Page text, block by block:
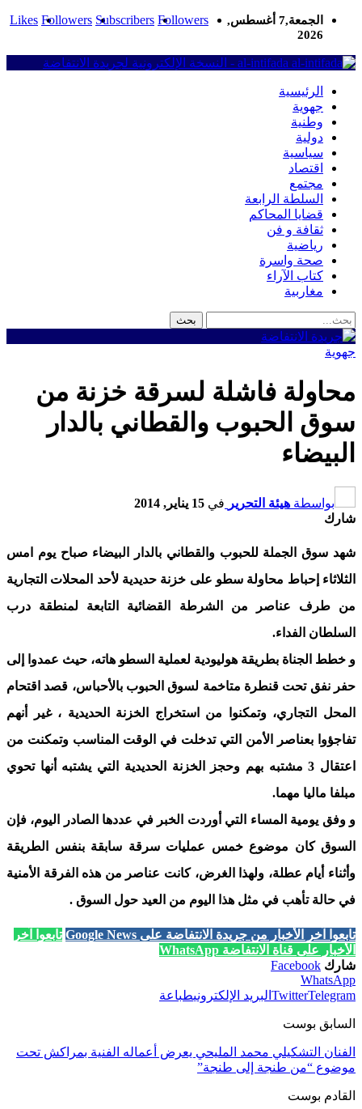
Likes Followers Subscribers Followers
الجمعة,7 أغسطس,
2026
al-intifada - النسخة الإلكترونية لجريدة الانتفاضة
الرئيسية
جهوية
وطنية
دولية
سياسية
اقتصاد
مجتمع
السلطة الرابعة
قضايا المحاكم
ثقافة و فن
رياضية
صحة واسرة
كتاب الآراء
مغاربية
جهوية
محاولة فاشلة لسرقة خزنة من
سوق الحبوب والقطاني بالدار
البيضاء
بواسطة هيئة التحرير في 15 يناير, 2014
شارك
شهد سوق الجملة للحبوب والقطاني بالدار البيضاء صباح يوم امس
الثلاثاء إحباط محاولة سطو على خزنة حديدية لأحد المحلات التجارية
من طرف عناصر من الشرطة القضائية التابعة لمنطقة درب
السلطان الفداء.
و خطط الجناة بطريقة هوليودية لعملية السطو هاته، حيث عمدوا إلى
حفر نفق تحت قنطرة متاخمة لسوق الحبوب بالأحباس، قصد اقتحام
المحل التجاري، وتمكنوا من استخراج الخزنة الحديدية ، غير أنهم
تفاجؤوا بعناصر الأمن التي تدخلت في الوقت المناسب وتمكنت من
اعتقال 3 مشتبه بهم وحجز الخزنة الحديدية التي يشتبه أنها تحوي
مبلفا ماليا مهما.
و وفق يومية المساء التي أوردت الخبر في عددها الصادر اليوم، فإن
السوق كان موضوع خمس عمليات سرقة سابقة بنفس الطريقة
وأثناء أيام عطلة، ولهذا الغرض، كانت عناصر من هذه الفرقة الأمنية
في حالة تأهب في مثل هذا اليوم من العيد حول السوق .
تابعوا آخر الأخبار من جريدة الانتفاضة على Google News
تابعوا آخر
الأخبار على قناة الانتفاضة WhatsApp
شارك Facebook
WhatsApp
TwitterTelegram البريد الإلكترونيطباعة
السابق بوست
الفنان التشكيلي محمد المليحي يعرض أعماله الفنية بمراكش تحت
موضوع “من طنجة إلى طنجة”
القادم بوست